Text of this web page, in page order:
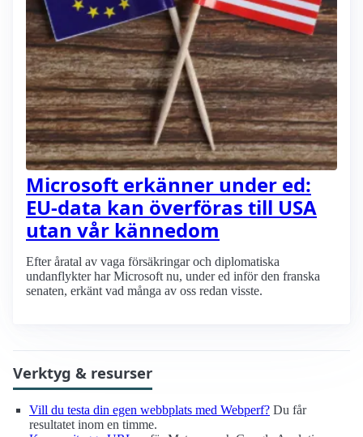
Microsoft erkänner under ed:
EU-data kan överföras till USA
utan vår kännedom
Efter åratal av vaga försäkringar och diplomatiska
undanflykter har Microsoft nu, under ed inför den franska
senaten, erkänt vad många av oss redan visste.
Verktyg & resurser
Vill du testa din egen webbplats med Webperf? Du får
resultatet inom en timme.